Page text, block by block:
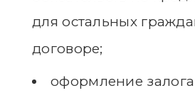
для остальных
договоре;
оформление